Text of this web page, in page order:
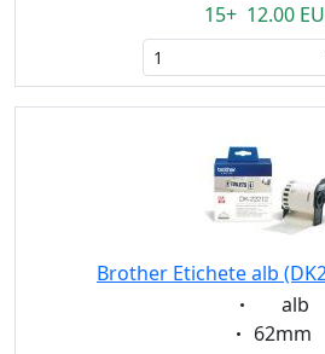
15+ 12.00
Brother Etichete alb
alb
62mm